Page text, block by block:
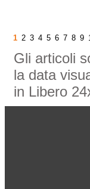
1 2 3 4 5 6 7 8 9
Gli articoli
la data
in Libero